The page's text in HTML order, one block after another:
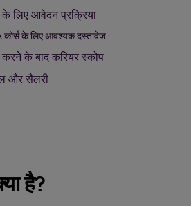
के लिए आवेदन प्रक्रिया
कोर्स के लिए आवश्यक दस्तावेज
करने के बाद करियर स्कोप
और सैलरी
है?